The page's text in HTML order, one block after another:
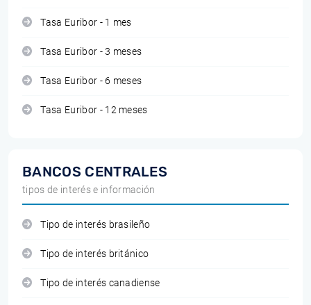
Tasa Euribor - 1 mes
Tasa Euribor - 3 meses
Tasa Euribor - 6 meses
Tasa Euribor - 12 meses
BANCOS CENTRALES
tipos de interés e información
Tipo de interés brasileño
Tipo de interés británico
Tipo de interés canadiense